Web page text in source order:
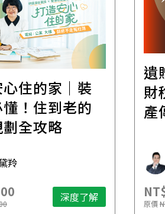
住的家｜裝
！住到老的
全攻略
羚
深度了解
遺
財
產
原價